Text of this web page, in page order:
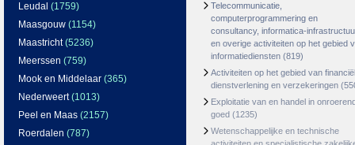
Leudal (1759)
Maasgouw (1154)
Maastricht(5236)
Meerssen (759)
Mook en Middelaar (365)
Nederweert(1013)
Peel en Maas (2157)
Roerdalen (787)
Telecommunicatie,
computerprogrammering en
consultancy, informatica-
en overige activiteiten op het gebied
informatiediensten (819)
Activiteiten op het gebied van
dienstverlening en verzekeringen
Exploitatie van en handel in
goed (1235)
Wetenschappelijke en technische